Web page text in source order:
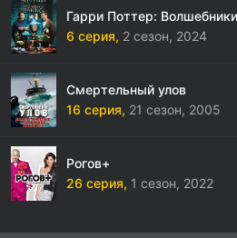
Гарри Поттер:
6 серия, 2 сезон, 2024
Смертельный улов
16 серия, 21 сезон, 2005
Рогов+
26 серия, 1 сезон, 2022